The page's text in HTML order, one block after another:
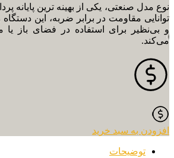
نوع مدل صنعتی، یکی از بهینه ترین پایانه
توانایی مقاومت در برابر ضربه، این
و بی‌نظیر برای استفاده در فضای باز
می‌کند.
اگر صاحب مغازه و یا فروشگاه
افزودن به سبد خرید
توضیحات